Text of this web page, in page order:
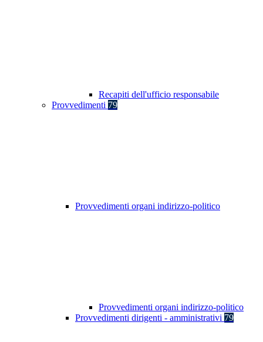
Recapiti dell'ufficio responsabile
Provvedimenti 79
Provvedimenti organi indirizzo-politico
Provvedimenti organi indirizzo-politico
Provvedimenti dirigenti - amministrativi 79